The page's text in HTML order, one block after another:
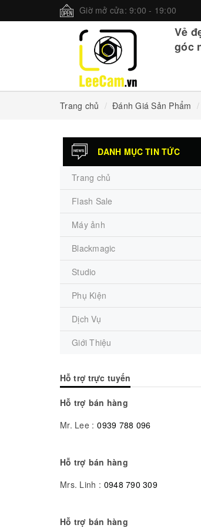
Giờ mở cửa: 9:00 - 19:00
Vẻ
góc
Trang chủ Đánh Giá Sản Phẩm
DANH MỤC TIN TỨC
Trang chủ
Flash Sale
Máy ảnh
Blackmagic
Studio
Phụ Kiện
Dịch Vụ
Giới Thiệu
Hỗ trợ trực tuyến
Hỗ trợ bán hàng
Mr. Lee : 0939 788 096
Hỗ trợ bán hàng
Mrs. Linh : 0948 790 309
Hỗ trợ bán hàng